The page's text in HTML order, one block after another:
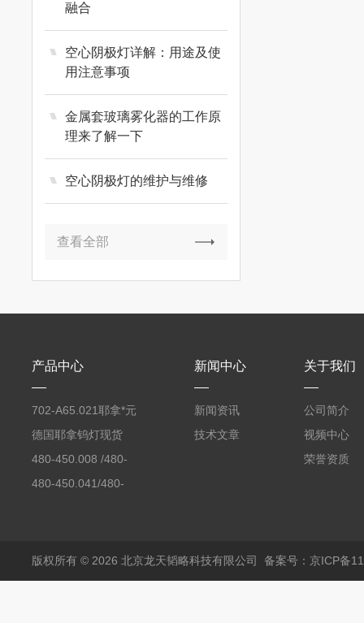
融合
空心阴极灯详解：用途及使
用注意事项
金属套玻璃雾化器的工作原
理来了解一下
空心阴极灯的维护与维修
查看全部
产品中心
702-A65.021耶拿*元
素分析仪反应罐
德国耶拿钨灯现货
480-450.008 /480-
450.008C耶拿镉Cd空
480-450.041/480-
包邮
新闻中心
新闻资讯
技术文章
关于我们
公司简介
视频中心
荣誉资质
版权所有 © 2026 北京龙天韬略科技有限公司 备案号：京ICP备